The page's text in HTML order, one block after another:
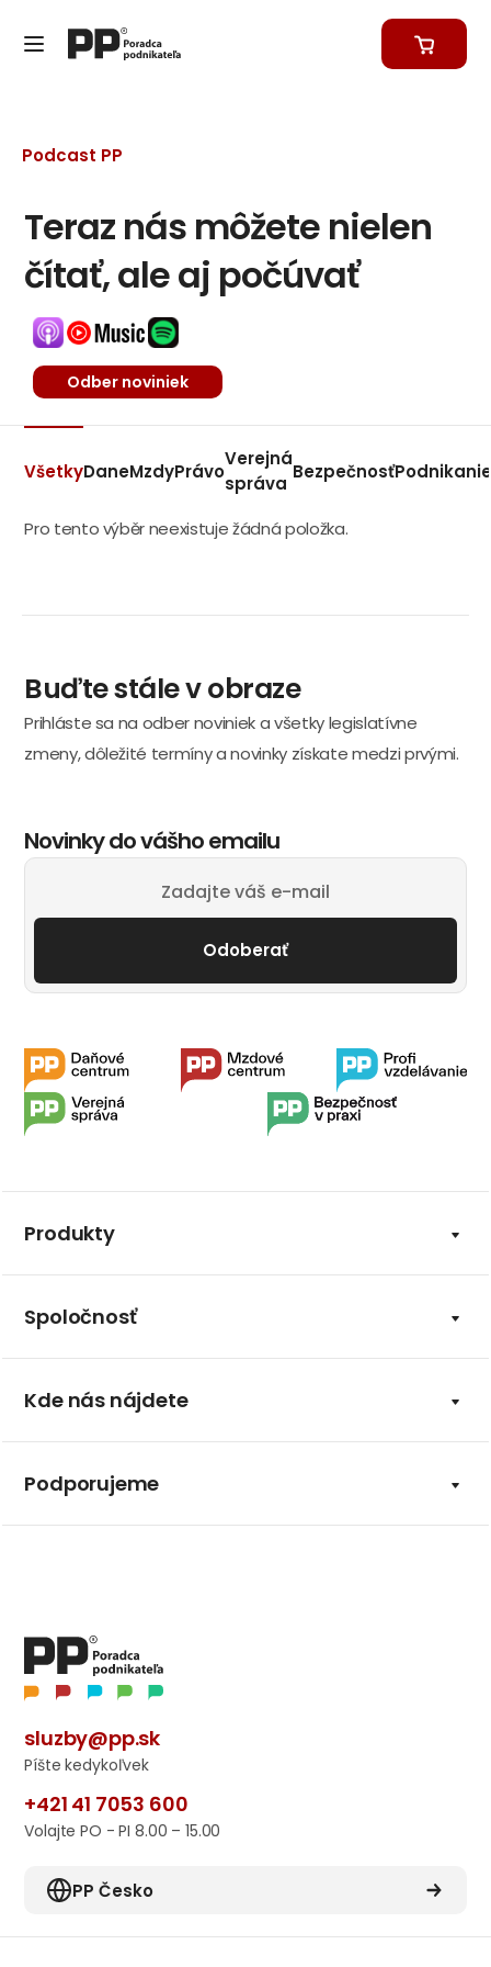
Podcast PP
Teraz nás môžete nielen
čítať, ale aj počúvať
Odber noviniek
VšetkyDaneMzdyPrávo
Verejná
správa
Bezpečnosť
Pro tento výběr neexistuje žádná položka.
Buďte stále v obraze
Prihláste sa na odber noviniek a všetky legislatívne
zmeny, dôležité termíny a novinky získate medzi prvými.
Novinky do vášho emailu
Odoberať
Produkty
Spoločnosť
Kde nás nájdete
Podporujeme
sluzby@pp.sk
Píšte kedykoľvek
+421 41 7053 600
Volajte PO - PI 8.00 – 15.00
PP Česko